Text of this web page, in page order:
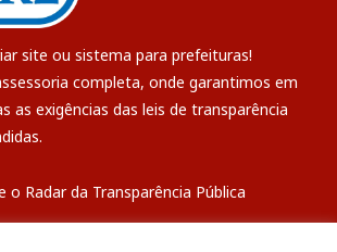
site ou sistema para prefeituras!
completa, onde garantimos em
as exigências das leis de transparência
o Radar da Transparência Pública